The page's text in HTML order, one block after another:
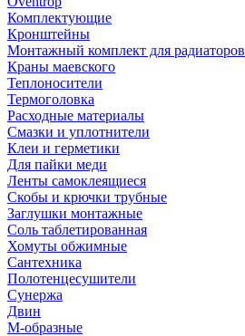
Комплектующие
Кронштейны
Монтажный комплект для радиаторов
Краны маевского
Теплоносители
Термоголовка
Расходные материалы
Смазки и уплотнители
Клеи и герметики
Для пайки меди
Ленты самоклеящиеся
Скобы и крючки трубные
Заглушки монтажные
Соль таблетированная
Хомуты обжимные
Сантехника
Полотенцесушители
Сунержа
Двин
М-образные